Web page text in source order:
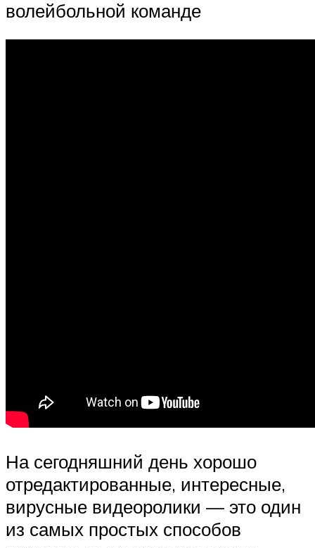
волейбольной команде
На сегодняшний день хорошо
отредактированные, интересные,
вирусные видеоролики — это один
из самых простых способов